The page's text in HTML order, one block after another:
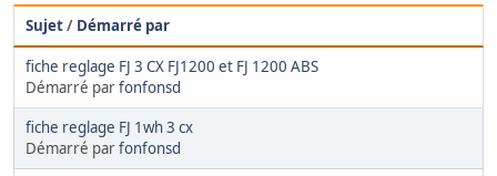
Sujet/ Démarré par
fiche reglage FJ 3 CX FJ1200 et FJ 1200 ABS
Démarré parfonfonsd
fiche reglage FJ 1wh 3 cx
Démarré parfonfonsd